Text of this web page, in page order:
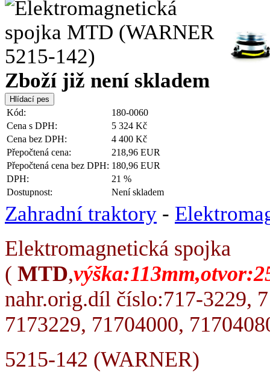
Zboží již není skladem
Kód:
180-0060
Cena s DPH:
5 324 Kč
Cena bez DPH:
4 400 Kč
Přepočtená cena:
218,96 EUR
Přepočtená cena bez DPH: 180,96 EUR
DPH:
21 %
Dostupnost:
Není skladem
Zahradní traktory -
Elektromagnetická spojka
( MTD,
nahr.orig.díl číslo:717-3229,
7173229, 71704000,
5215-142 (WARNER)